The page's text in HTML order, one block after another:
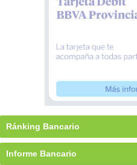
Ránking Bancario
Informe Bancario